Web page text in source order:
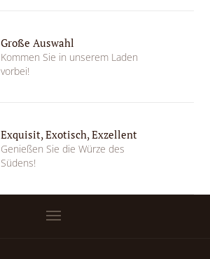
Große Auswahl
Kommen Sie in unserem Laden
vorbei!
Exquisit, Exotisch, Exzellent
Genießen Sie die Würze des
Südens!